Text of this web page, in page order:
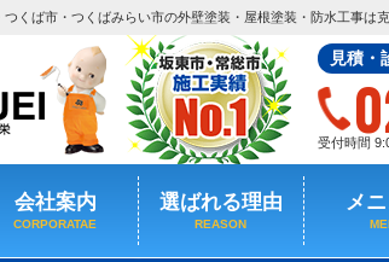
くば市・つくばみらい市の外壁塗装・屋根塗装・防水工事は
見積・
受付時間
会社案内
CORPORATAE
選ばれる理由
REASON
メ